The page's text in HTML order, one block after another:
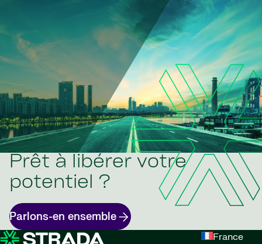
Prêt à libérer votre
potentiel ?
Parlons-en ensemble
France